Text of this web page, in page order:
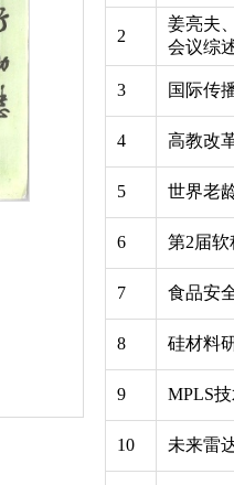
2
姜亮夫
会议综
3 国际传
4 高教改
5 世界老
6 第2届
7 食品安
8 硅材料
9 MPLS
10 未来雷